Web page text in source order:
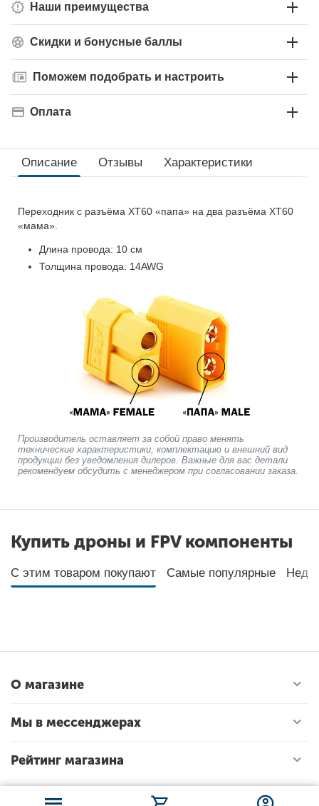
Наши преимущества
Скидки и бонусные баллы
Поможем подобрать и настроить
Оплата
Описание Отзывы Характеристики
Переходник с разъёма XT60 «папа» на два разъёма XT60
«мама».
Длина провода: 10 см
Толщина провода: 14AWG
Производитель оставляет за собой право менять
технические характеристики, комплектацию и внешний вид
продукции без уведомления дилеров. Важные для вас детали
рекомендуем обсудить с менеджером при согласовании заказа.
Купить дроны и FPV компоненты
С этим товаром покупают Самые популярные
О магазине
Мы в мессенджерах
Рейтинг магазина